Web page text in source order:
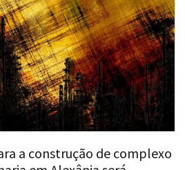
a construção de complexo
em Alexânia será
feira (07/06), às 15